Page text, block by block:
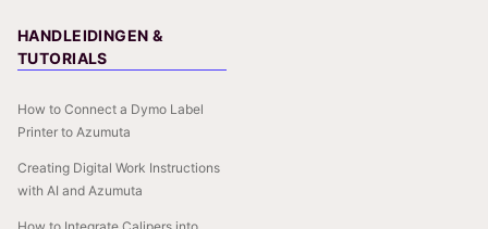
HANDLEIDINGEN &
TUTORIALS
How to Connect a Dymo Label
Printer to Azumuta
Creating Digital Work Instructions
with AI and Azumuta